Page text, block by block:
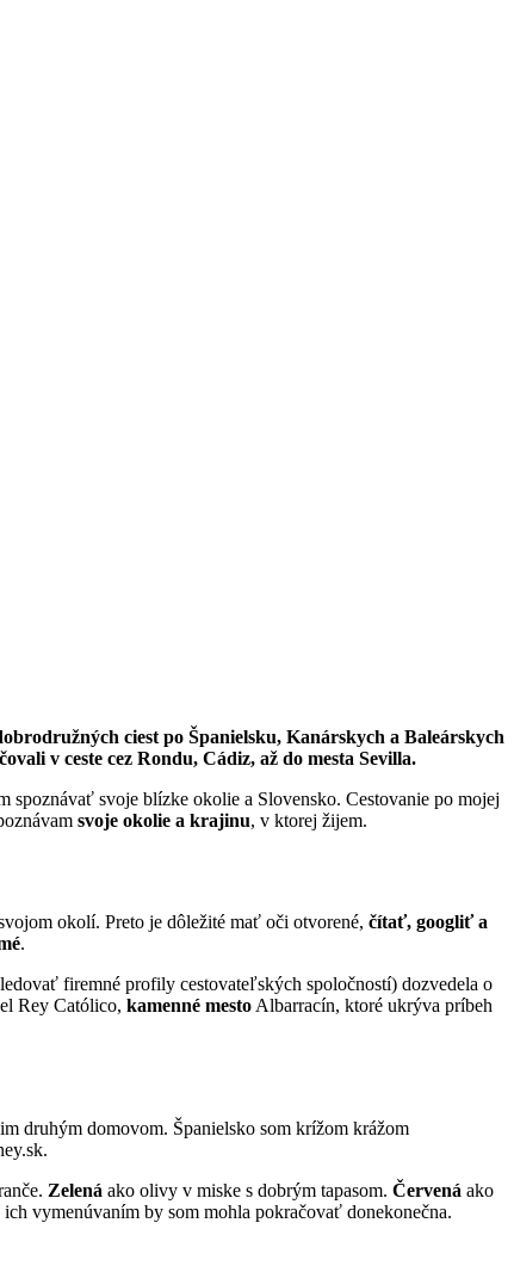
ciest po Španielsku, Kanárskych a Baleárskych
v ceste cez Rondu, Cádiz, až do mesta Sevilla.
spoznávať svoje blízke okolie a Slovensko. Cestovanie po mojej
svoje okolie a krajinu, v ktorej žijem.
okolí. Preto je dôležité mať oči otvorené, čítať, googliť a
.
firemné profily cestovateľských spoločností) dozvedela o
Rey Católico, kamenné mesto Albarracín, ktoré ukrýva príbeh
druhým domovom. Španielsko som krížom krážom
Zelená ako olivy v miske s dobrým tapasom. Červená ako
vymenúvaním by som mohla pokračovať donekonečna.